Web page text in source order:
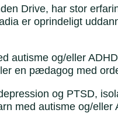
Drive, har stor
er oprindeligt
autisme og/eller
en pædagog med
og PTSD,
med autisme og/eller